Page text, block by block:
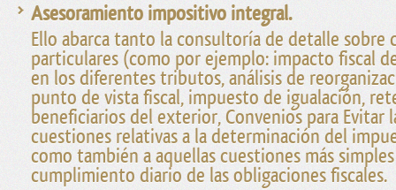
Asesoramiento impositivo integral.
Ello abarca tanto la consultoría de detalle sobre
particulares (como por ejemplo: impacto fiscal
en los diferentes tributos, análisis de
punto de vista fiscal, impuesto de igualación,
beneficiarios del exterior, Convenios para Evitar
cuestiones relativas a la determinación del
como también a aquellas cuestiones más
cumplimiento diario de las obligaciones fiscales.